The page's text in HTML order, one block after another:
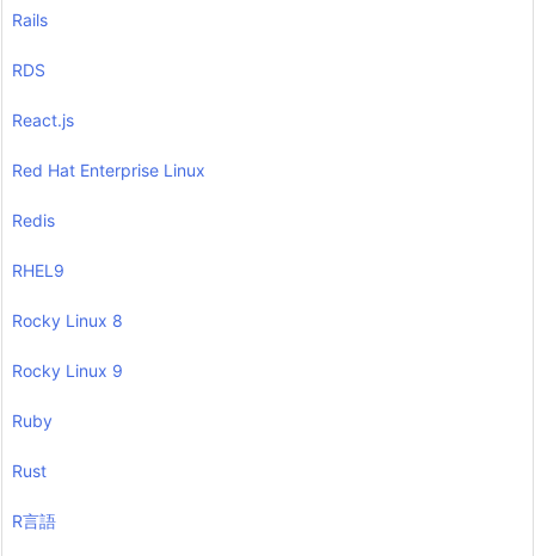
Rails
RDS
React.js
Red Hat Enterprise Linux
Redis
RHEL9
Rocky Linux 8
Rocky Linux 9
Ruby
Rust
R言語